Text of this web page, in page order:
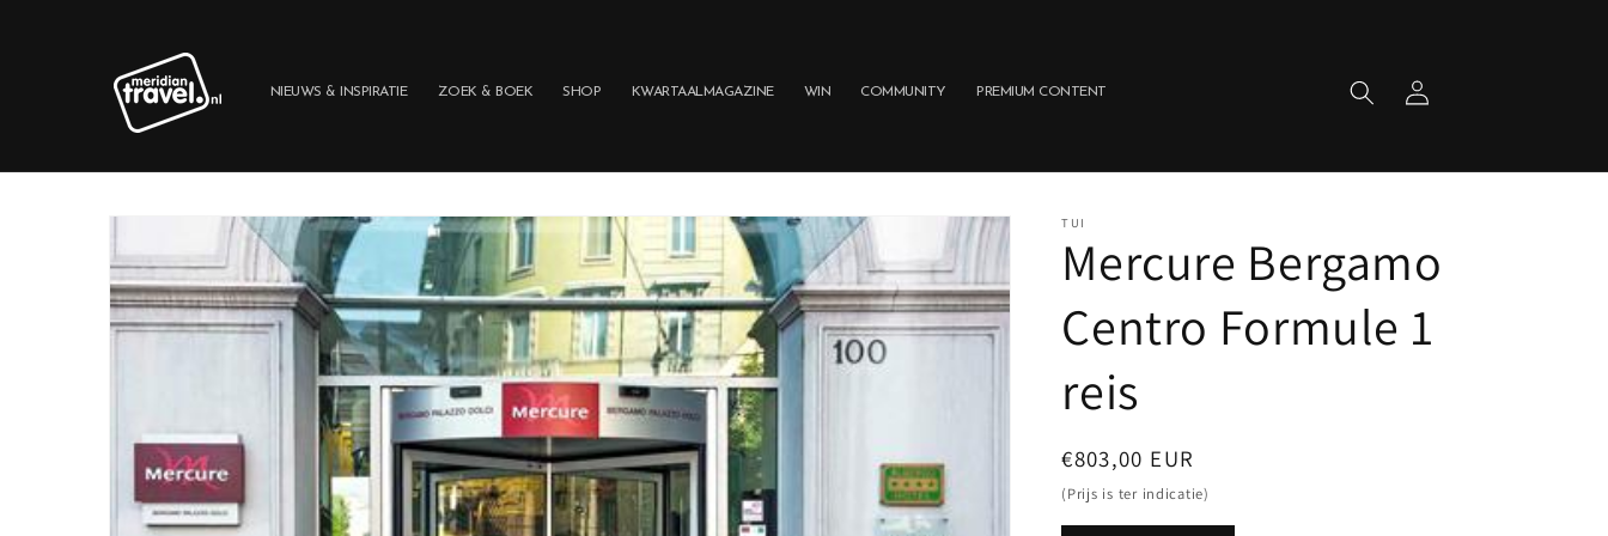
NIEUWS & INSPIRATIE ZOEK & BOEK SHOP KWARTAALMAGAZINE WIN COMMUNITY PREMIUM CONTENT Inloggen
Ga direct naar
productinformatie
TUI
Mercure Bergamo
Centro Formule 1
reis
Normale
prijs
€803,00 EUR
(Prijs is ter indicatie)